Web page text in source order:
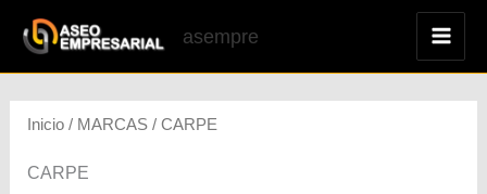
contenido
asempre
Inicio / MARCAS / CARPE
CARPE